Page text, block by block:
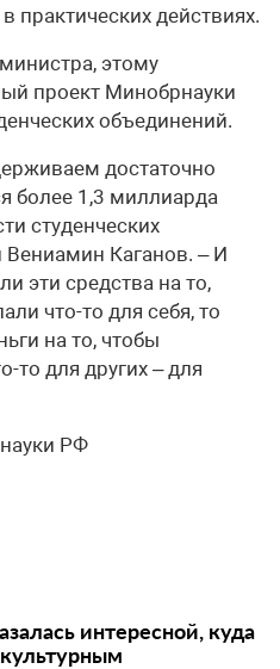
практических действиях.
этому
проект Минобрнауки
объединений.
достаточно
более 1,3 миллиарда
студенческих
Каганов. – И
эти средства на то,
что-то для себя, то
на то, чтобы
то для других – для
РФ
интересной, куда